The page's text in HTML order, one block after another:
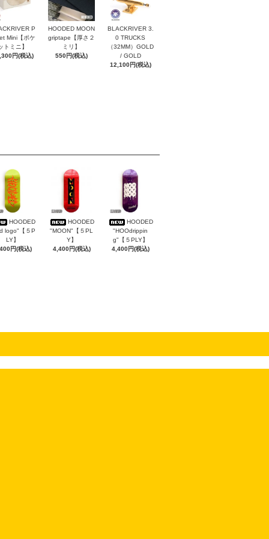
P
Mini【ポケ
トミニ】
円(税込)
HOODED MOON
griptape【厚さ２
ミリ】
550円(税込)
BLACKRIVER 3.
0 TRUCKS
（32MM）GOLD
/ GOLD
12,100円(税込)
HOODED
logo"【５P
LY】
円(税込)
HOODED
"MOON"【５PL
Y】
4,400円(税込)
HOODED
"HOOdrippin
g"【５PLY】
4,400円(税込)